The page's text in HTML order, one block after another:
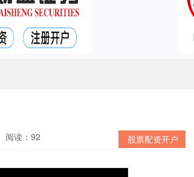
股票配资开户
阅读：92